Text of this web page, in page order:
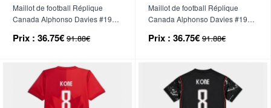
Maillot de football Réplique
Canada Alphonso Davies #19
Manche Courte (+ Pantalon
Prix : 36.75€ 91.88€
Maillot de football Réplique
Canada Alphonso Davies #19
Manche Courte (+ Pantalon
Prix : 36.75€ 91.88€